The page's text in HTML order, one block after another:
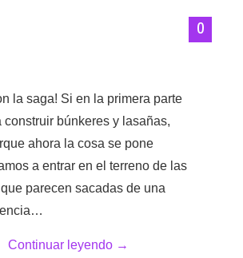
0
la saga! Si en la primera parte
construir búnkeres y lasañas,
ahora la cosa se pone
a entrar en el terreno de las
parecen sacadas de una
Continuar leyendo →